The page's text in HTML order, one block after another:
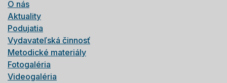
O nás
Aktuality
Podujatia
Vydavateľská činnosť
Metodické materiály
Fotogaléria
Videogaléria